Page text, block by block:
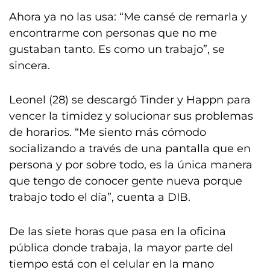
Ahora ya no las usa: “Me cansé de remarla y
encontrarme con personas que no me
gustaban tanto. Es como un trabajo”, se
sincera.
Leonel (28) se descargó Tinder y Happn para
vencer la timidez y solucionar sus problemas
de horarios. “Me siento más cómodo
socializando a través de una pantalla que en
persona y por sobre todo, es la única manera
que tengo de conocer gente nueva porque
trabajo todo el día”, cuenta a DIB.
De las siete horas que pasa en la oficina
pública donde trabaja, la mayor parte del
tiempo está con el celular en la mano